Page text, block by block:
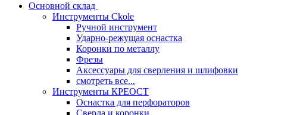
Основной склад
Инструменты Ckole
Ручной инструмент
Ударно‑режущая оснастка
Коронки по металлу
Фрезы
Аксессуары для сверления и шлифовки
смотреть все...
Инструменты КРЕОСТ
Оснастка для перфораторов
Сверла и коронки